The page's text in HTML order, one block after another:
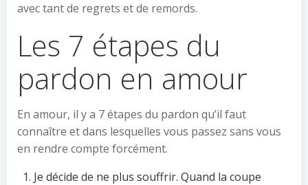
avec tant de regrets et de remords.
Les 7 étapes du
pardon en amour
En amour, il y a 7 étapes du pardon qu’il faut
connaître et dans lesquelles vous passez sans vous
en rendre compte forcément.
Je décide de ne plus souffrir. Quand la coupe